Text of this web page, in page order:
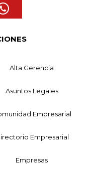
Alta Gerencia
Asuntos Legales
Empresarial
Empresarial
Empresas